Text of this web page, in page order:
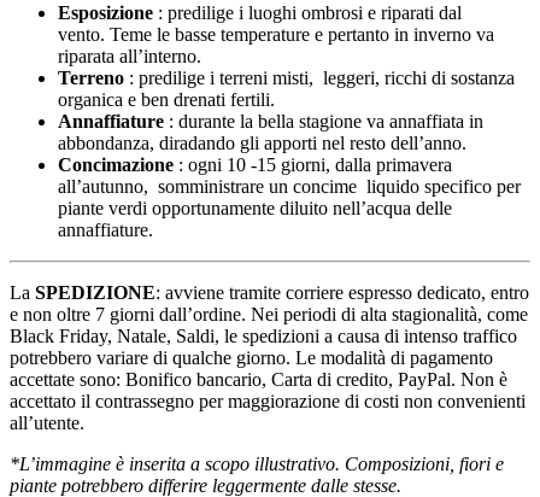
Esposizione : predilige i luoghi ombrosi e riparati dal
vento. Teme le basse temperature e pertanto in inverno va
riparata all’interno.
Terreno : predilige i terreni misti, leggeri, ricchi di sostanza
organica e ben drenati fertili.
Annaffiature : durante la bella stagione va annaffiata in
abbondanza, diradando gli apporti nel resto dell’anno.
Concimazione : ogni 10 -15 giorni, dalla primavera
all’autunno, somministrare un concime liquido specifico per
piante verdi opportunamente diluito nell’acqua delle
annaffiature.
La SPEDIZIONE: avviene tramite corriere espresso dedicato, entro
e non oltre 7 giorni dall’ordine. Nei periodi di alta stagionalità, come
Black Friday, Natale, Saldi, le spedizioni a causa di intenso traffico
potrebbero variare di qualche giorno. Le modalità di pagamento
accettate sono: Bonifico bancario, Carta di credito, PayPal. Non è
accettato il contrassegno per maggiorazione di costi non convenienti
all’utente.
*L’immagine è inserita a scopo illustrativo. Composizioni, fiori e
piante potrebbero differire leggermente dalle stesse.